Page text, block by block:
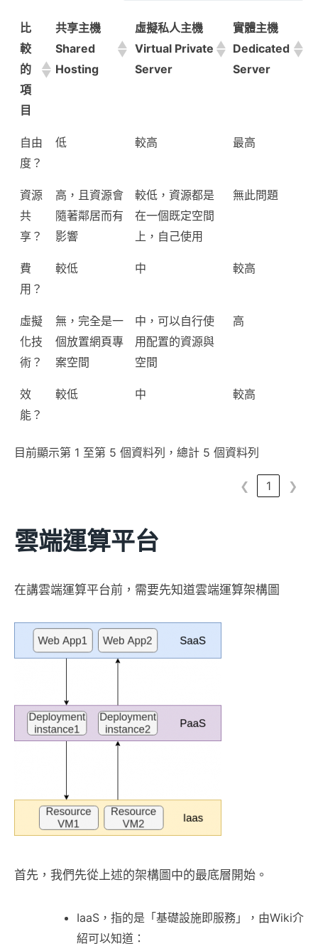
比
較
的
項
目
共享主機
Shared
Hosting
虛擬私人主機
Virtual Private
Server
實體主機
Dedicated
Server
自由
度？
低 較高 最高
資源
共
享？
高，且資源會
隨著鄰居而有
影響
較低，資源都是
在一個既定空間
上，自己使用
無此問題
費
用？
較低 中 較高
虛擬
化技
術？
無，完全是一
個放置網頁專
案空間
中，可以自行使
用配置的資源與
空間
高
效
能？
較低 中 較高
目前顯示第 1 至第 5 個資料列，總計 5 個資料列
❮ 1 ❯
雲端運算平台
在講雲端運算平台前，需要先知道雲端運算架構圖
首先，我們先從上述的架構圖中的最底層開始。
IaaS，指的是「基礎設施即服務」，由Wiki介
紹可以知道：